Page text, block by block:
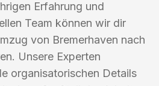
Erfahrung und
Team können wir dir
von Bremerhaven nach
Unsere Experten
organisatorischen Details